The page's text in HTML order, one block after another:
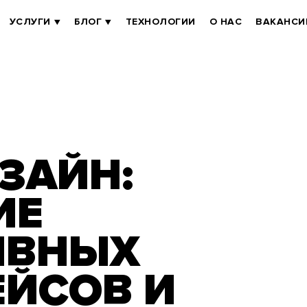
УСЛУГИ БЛОГ ТЕХНОЛОГИИ О НАС
И